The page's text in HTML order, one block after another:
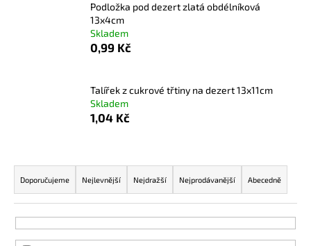
Podložka pod dezert zlatá obdélníková
13x4cm
Skladem
0,99 Kč
Talířek z cukrové třtiny na dezert 13x11cm
Skladem
1,04 Kč
Ř
a
z
e
n
Doporučujeme Nejlevnější Nejdražší Nejprodávanější Abecedně
HLEDAT
o
p
o
r
u